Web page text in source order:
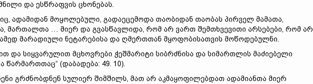
და ესწრაფვის ცხონებას.
ადამიდან მოყოლებული, გადაეცემოდა თაობიდან თაობას პირველ მამათა,
მართალთა … მიერ და გვასწავლიდა, რომ არ ვართ შემთხვევითი არსებები, რომ არ
მარადიული ნეტარებისა და ღმერთთან მყოფობისათვის მოწოდებულნი.
სიყვარულით მცხოვრები ჭეშმარიტი სიბრძნისა და სიმართლის მაძიებელი
წარმართთაც“ (დაბადება: 49. 10).
გრძნობდნენ სულიერ შიმშილს, მათ არ აკმაყოფილებდათ ადამიანთა მიერ